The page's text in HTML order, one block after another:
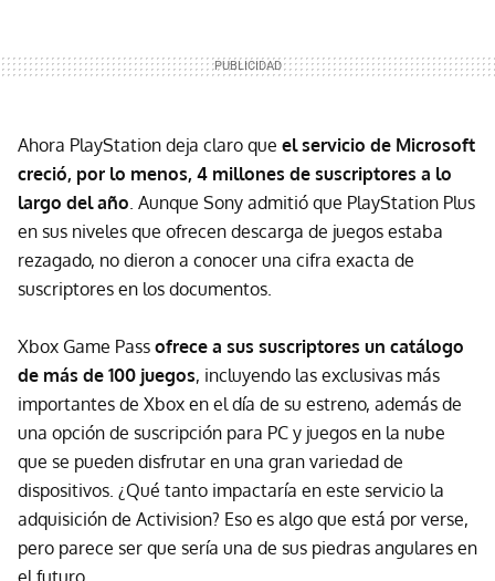
Ahora PlayStation deja claro que el servicio de Microsoft
creció, por lo menos, 4 millones de suscriptores a lo
largo del año . Aunque Sony admitió que PlayStation Plus
en sus niveles que ofrecen descarga de juegos estaba
rezagado, no dieron a conocer una cifra exacta de
suscriptores en los documentos.
Xbox Game Pass ofrece a sus suscriptores un catálogo
de más de 100 juegos, incluyendo las exclusivas más
importantes de Xbox en el día de su estreno, además de
una opción de suscripción para PC y juegos en la nube
que se pueden disfrutar en una gran variedad de
dispositivos. ¿Qué tanto impactaría en este servicio la
adquisición de Activision? Eso es algo que está por verse,
pero parece ser que sería una de sus piedras angulares en
el futuro.